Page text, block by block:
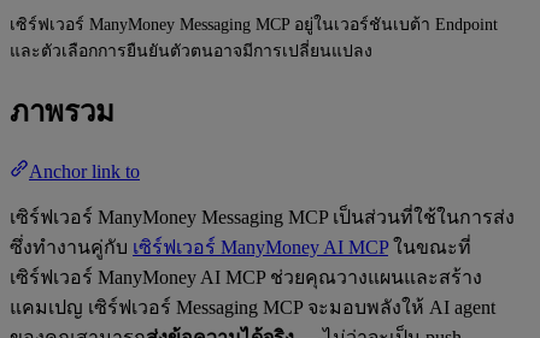
เซิร์ฟเวอร์ ManyMoney Messaging MCP อยู่ในเวอร์ชันเบต้า Endpoint
และตัวเลือกการยืนยันตัวตนอาจมีการเปลี่ยนแปลง
ภาพรวม
Anchor link to
เซิร์ฟเวอร์ ManyMoney Messaging MCP เป็นส่วนที่ใช้ในการส่ง
ซึ่งทำงานคู่กับ เซิร์ฟเวอร์ ManyMoney AI MCPในขณะที่
เซิร์ฟเวอร์ ManyMoney AI MCP ช่วยคุณวางแผนและสร้าง
แคมเปญ เซิร์ฟเวอร์ Messaging MCP จะมอบพลังให้ AI agent